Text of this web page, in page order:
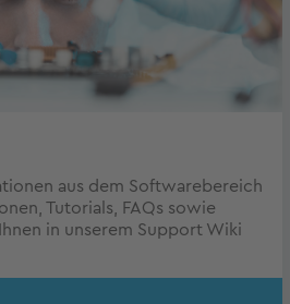
aus dem Softwarebereich
Tutorials, FAQs sowie
in unserem Support Wiki